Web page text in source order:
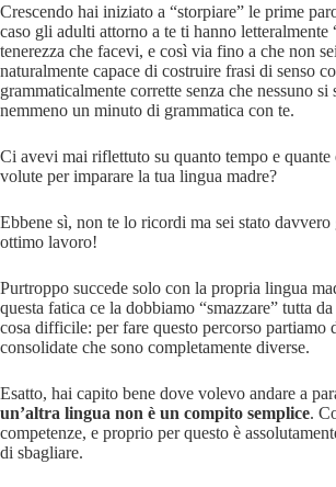
Crescendo hai iniziato a “storpiare” le prime
caso gli adulti attorno a te ti hanno letteralmente
tenerezza che facevi, e così via fino a che non
naturalmente capace di costruire frasi di senso
grammaticalmente corrette senza che nessuno si
nemmeno un minuto di grammatica con te.
Ci avevi mai riflettuto su quanto tempo e quante
volute per imparare la tua lingua madre?
Ebbene sì, non te lo ricordi ma sei stato davvero
ottimo lavoro!
Purtroppo succede solo con la propria lingua
questa fatica ce la dobbiamo “smazzare” tutta
cosa difficile: per fare questo percorso partiamo
consolidate che sono completamente diverse.
Esatto, hai capito bene dove volevo andare a
un’altra lingua non è un compito semplice.
competenze, e proprio per questo è
di sbagliare.